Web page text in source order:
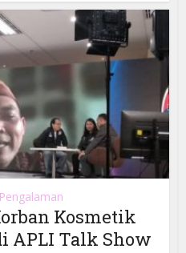
Pengalaman
Kosmetik
APLI Talk Show